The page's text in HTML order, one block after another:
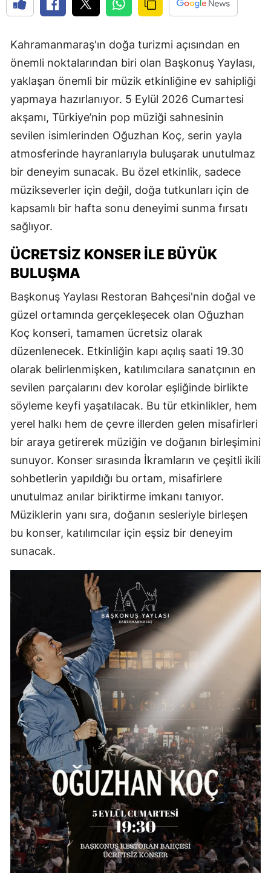
Kahramanmaraş'ın doğa turizmi açısından en
önemli noktalarından biri olan Başkonuş Yaylası,
yaklaşan önemli bir müzik etkinliğine ev sahipliği
yapmaya hazırlanıyor. 5 Eylül 2026 Cumartesi
akşamı, Türkiye’nin pop müziği sahnesinin
sevilen isimlerinden Oğuzhan Koç, serin yayla
atmosferinde hayranlarıyla buluşarak unutulmaz
bir deneyim sunacak. Bu özel etkinlik, sadece
müzikseverler için değil, doğa tutkunları için de
kapsamlı bir hafta sonu deneyimi sunma fırsatı
sağlıyor.
ÜCRETSİZ KONSER İLE BÜYÜK
BULUŞMA
Başkonuş Yaylası Restoran Bahçesi'nin doğal ve
güzel ortamında gerçekleşecek olan Oğuzhan
Koç konseri, tamamen ücretsiz olarak
düzenlenecek. Etkinliğin kapı açılış saati 19.30
olarak belirlenmişken, katılımcılara sanatçının en
sevilen parçalarını dev korolar eşliğinde birlikte
söyleme keyfi yaşatılacak. Bu tür etkinlikler, hem
yerel halkı hem de çevre illerden gelen misafirleri
bir araya getirerek müziğin ve doğanın birleşimini
sunuyor. Konser sırasında İkramların ve çeşitli ikili
sohbetlerin yapıldığı bu ortam, misafirlere
unutulmaz anılar biriktirme imkanı tanıyor.
Müziklerin yanı sıra, doğanın sesleriyle birleşen
bu konser, katılımcılar için eşsiz bir deneyim
sunacak.